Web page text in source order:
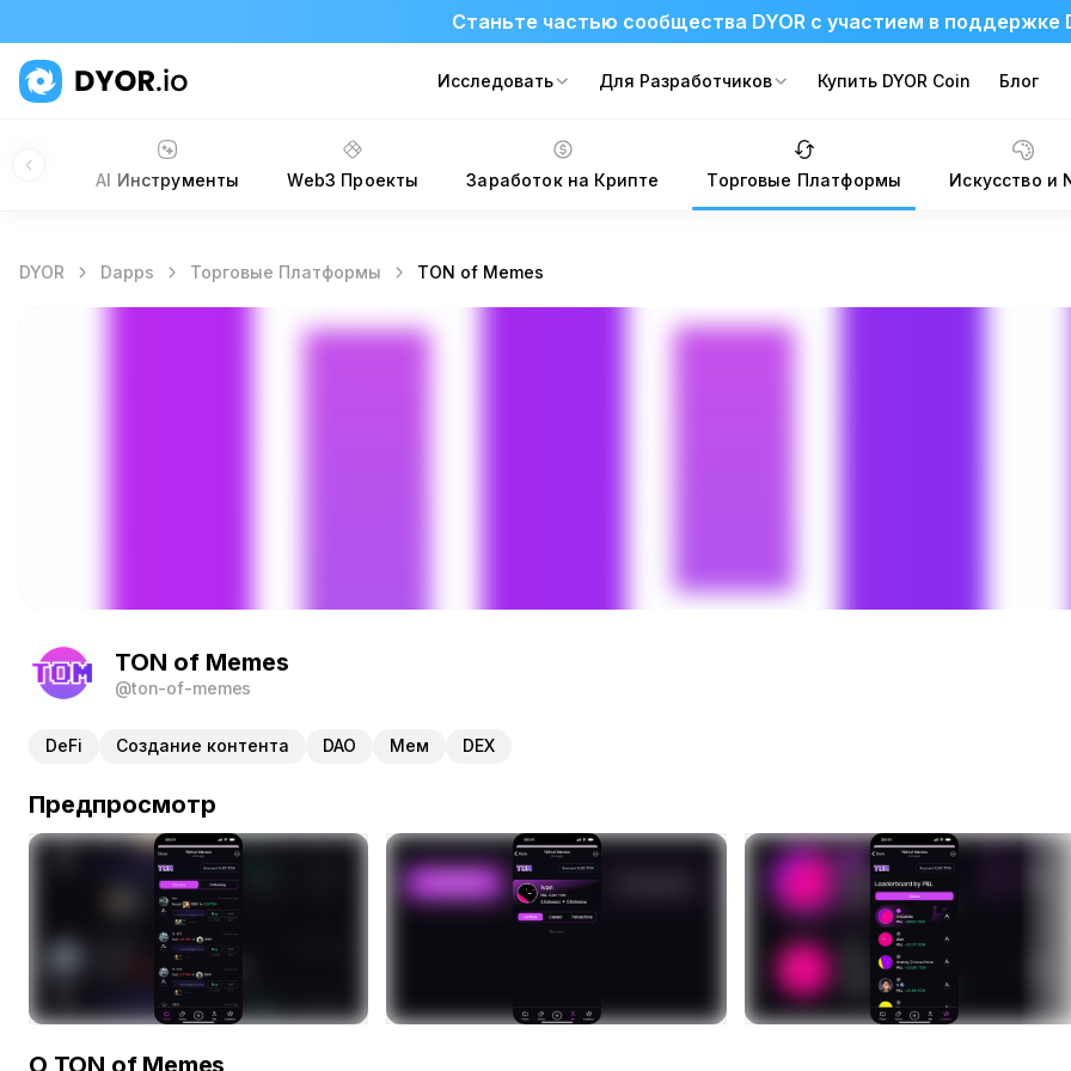
Станьте частью сообщества DYOR с участием в поддержке
Исследовать Для Разработчиков Купить DYOR Coin Блог
AI Инструменты Web3 Проекты Заработок на Крипте Торговые Платформы Искусство и
DYOR Dapps Торговые Платформы TON of Memes
TON of Memes
@ton-of-memes
DeFi Создание контента DAO Мем DEX
Предпросмотр
О TON of Memes